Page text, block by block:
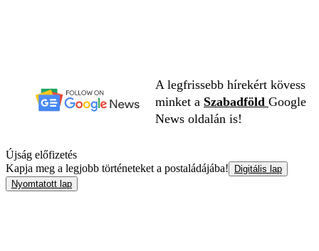
A legfrissebb hírekért kövess
minket a Szabadföld Google
News oldalán is!
Újság előfizetés
Kapja meg a legjobb történeteket a postaládájába!
Digitális lap
Nyomtatott lap